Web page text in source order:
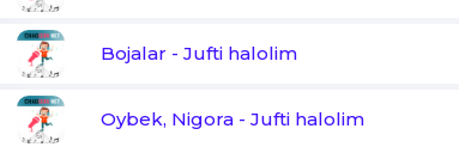
Ko'rsatib mehr kuchin
Bojalar - Jufti halolim
Oybek, Nigora - Jufti halolim